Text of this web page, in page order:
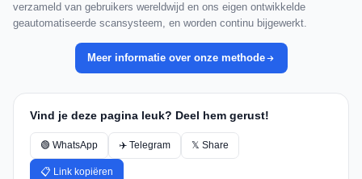
verzameld van gebruikers wereldwijd en ons eigen ontwikkelde
geautomatiseerde scansysteem, en worden continu bijgewerkt.
Meer informatie over onze methode
Vind je deze pagina leuk? Deel hem gerust!
🟢 WhatsApp ✈️ Telegram 𝕏 Share
📋 Link kopiëren